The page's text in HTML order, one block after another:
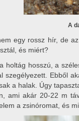
A
egy rossz hír, de
és miért?
holtág hosszú, a
szegélyezett. Ebből
a halak. Úgy
ami akár 20-22 m
a zsinóromat, és